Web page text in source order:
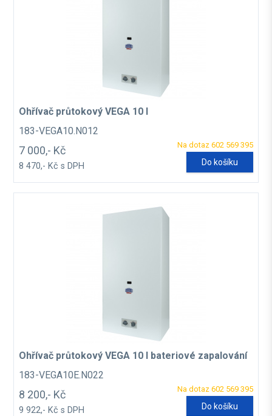
Ohřívač průtokový VEGA 10 l
183-VEGA10.N012
Na dotaz 602 569 395
7 000,- Kč
8 470,- Kč s DPH Do košíku
Ohřívač průtokový VEGA 10 l bateriové zapalování
183-VEGA10E.N022
Na dotaz 602 569 395
8 200,- Kč
9 922,- Kč s DPH Do košíku